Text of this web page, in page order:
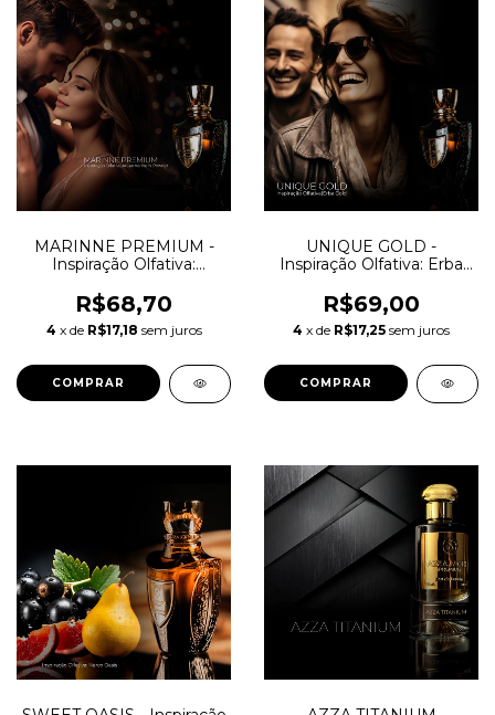
MARINNE PREMIUM -
Inspiração Olfativa:
R$68,70
4 x de R$17,18 sem juros
COMPRAR
UNIQUE GOLD -
Inspiração Olfativa: Erba
R$69,00
4 x de R$17,25 sem juros
COMPRAR